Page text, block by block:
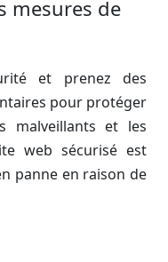
mesures de
et prenez des
pour protéger
malveillants et les
web sécurisé est
panne en raison de